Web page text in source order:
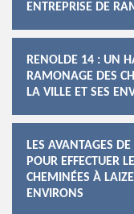
ENTREPRISE DE
RENOLDE 14 : UN
RAMONAGE DES
LA VILLE ET SES
LES AVANTAGES
POUR EFFECTUER
CHEMINÉES À
ENVIRONS